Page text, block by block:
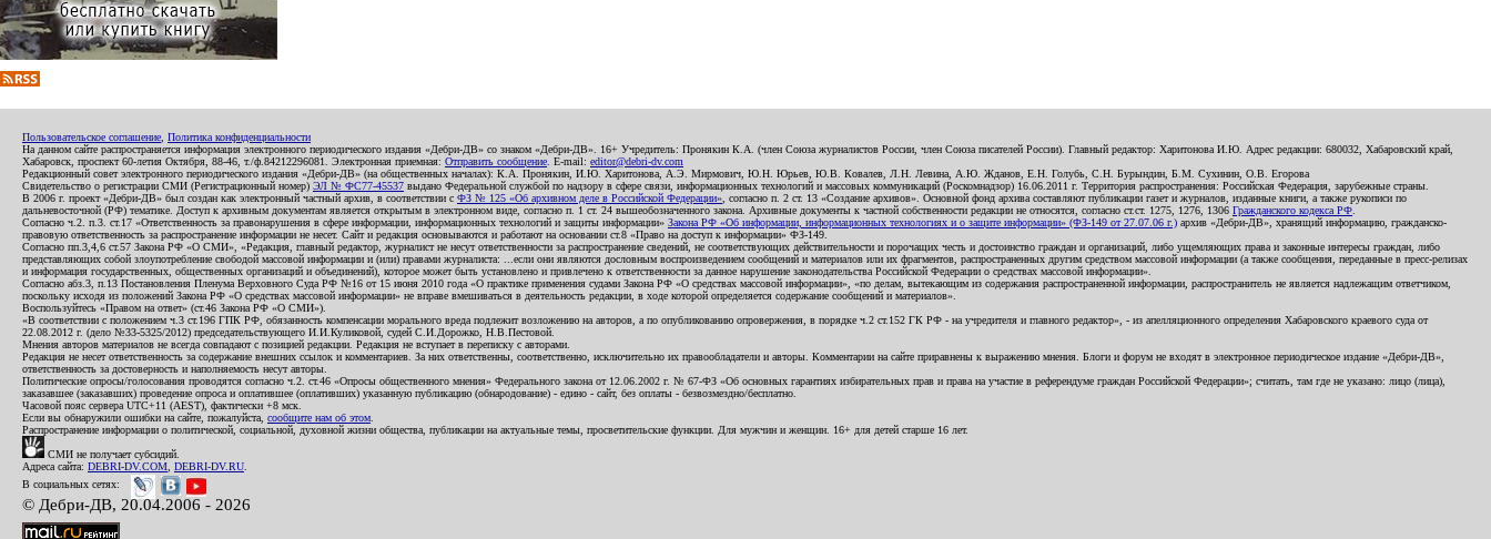
Пользовательское соглашение Политика конфиденциальности
На данном сайте распространяется информация электронного периодического издания «Дебри-ДВ» со знаком «Дебри-ДВ». 16+ Учредитель: Пронякин К.А. (член Союза журналистов России, член Союза писателей России). Главный редактор: Харитонова И.Ю. Адрес редакции: 680032, Хабаровский край,
Хабаровск, проспект 60-летия Октября, 88-46, т./ф.84212296081. Электронная приемная: Отправить сообщение . E-mail: editor@debri-dv.com
Редакционный совет электронного периодического издания «Дебри-ДВ» (на общественных началах): К.А. Пронякин, И.Ю. Харитонова, А.Э. Мирмович, Ю.Н. Юрьев, Ю.В. Ковалев, Л.Н. Левина, А.Ю. Жданов, Е.Н. Голубь, С.Н. Бурындин, Б.М. Сухинин, О.В. Егорова
Свидетельство о регистрации СМИ (Регистрационный номер) ЭЛ № ФС77-45537 выдано Федеральной службой по надзору в сфере связи, информационных технологий и массовых коммуникаций (Роскомнадзор) 16.06.2011 г. Территория распространения: Российская Федерация, зарубежные страны.
В 2006 г. проект «Дебри-ДВ» был создан как электронный частный архив, в соответствии с ФЗ № 125 «Об архивном деле в Российской Федерации» , согласно п. 2 ст. 13 «Создание архивов». Основной фонд архива составляют публикации газет и журналов, изданные книги, а также рукописи по
дальневосточной (РФ) тематике. Доступ к архивным документам является открытым в электронном виде, согласно п. 1 ст. 24 вышеобозначенного закона. Архивные документы к частной собственности редакции не относятся, согласно ст.ст. 1275, 1276, 1306 Гражданского кодекса РФ
Согласно ч.2. п.3. ст.17 «Ответственность за правонарушения в сфере информации, информационных технологий и защиты информации» Закона РФ «Об информации, информационных технологиях и о защите информации» (ФЗ-149 от 27.07.06 г.) архив «Дебри-ДВ», хранящий информацию, гражданско-
правовую ответственность за распространение информации не несет. Сайт и редакция основываются и работают на основании ст.8 «Право на доступ к информации» ФЗ-149.
Согласно пп.3,4,6 ст.57 Закона РФ «О СМИ», «Редакция, главный редактор, журналист не несут ответственности за распространение сведений, не соответствующих действительности и порочащих честь и достоинство граждан и организаций, либо ущемляющих права и законные интересы граждан, либо
представляющих собой злоупотребление свободой массовой информации и (или) правами журналиста: ...если они являются дословным воспроизведением сообщений и материалов или их фрагментов, распространенных другим средством массовой информации (а также сообщения, переданные в пресс-релизах
и информация государственных, общественных организаций и объединений), которое может быть установлено и привлечено к ответственности за данное нарушение законодательства Российской Федерации о средствах массовой информации».
Согласно абз.3, п.13 Постановления Пленума Верховного Суда РФ №16 от 15 июня 2010 года «О практике применения судами Закона РФ «О средствах массовой информации», «по делам, вытекающим из содержания распространенной информации, распространитель не является надлежащим ответчиком,
поскольку исходя из положений Закона РФ «О средствах массовой информации» не вправе вмешиваться в деятельность редакции, в ходе которой определяется содержание сообщений и материалов».
Воспользуйтесь «Правом на ответ» (ст.46 Закона РФ «О СМИ»).
«В соответствии с положением ч.3 ст.196 ГПК РФ, обязанность компенсации морального вреда подлежит возложению на авторов, а по опубликованию опровержения, в порядке ч.2 ст.152 ГК РФ - на учредителя и главного редактор», - из апелляционного определения Хабаровского краевого суда от
22.08.2012 г. (дело №33-5325/2012) председательствующего И.И.Куликовой, судей С.И.Дорожко, Н.В.Пестовой.
Мнения авторов материалов не всегда совпадают с позицией редакции. Редакция не вступает в переписку с авторами.
Редакция не несет ответственность за содержание внешних ссылок и комментариев. За них ответственны, соответственно, исключительно их правообладатели и авторы. Комментарии на сайте приравнены к выражению мнения. Блоги и форум не входят в электронное периодическое издание «Дебри-ДВ»,
ответственность за достоверность и наполняемость несут авторы.
Политические опросы/голосования проводятся согласно ч.2. ст.46 «Опросы общественного мнения» Федерального закона от 12.06.2002 г. № 67-ФЗ «Об основных гарантиях избирательных прав и права на участие в референдуме граждан Российской Федерации»; считать, там где не указано: лицо (лица),
заказавшее (заказавших) проведение опроса и оплатившее (оплативших) указанную публикацию (обнародование) - едино - сайт, без оплаты - безвозмездно/бесплатно.
Часовой пояс сервера UTC+11 (AEST), фактически +8 мск.
Если вы обнаружили ошибки на сайте, пожалуйста, сообщите нам об этом
Распространение информации о политической, социальной, духовной жизни общества, публикации на актуальные темы, просветительские функции. Для мужчин и женщин. 16+ для детей старше 16 лет.
СМИ не получает субсидий.
Адреса сайта: DEBRI-DV.COM DEBRI-DV.RU
В социальных сетях:
© Дебри-ДВ, 20.04.2006 - 2026